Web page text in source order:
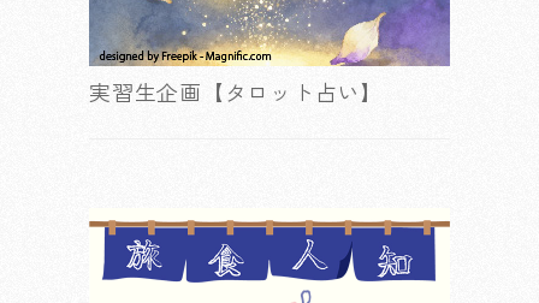
実習生企画【タロット占い】